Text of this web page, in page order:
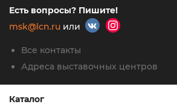
Есть вопросы? Пишите!
msk@lcn.ru или
Все контакты
Адреса выставочных центров
Каталог